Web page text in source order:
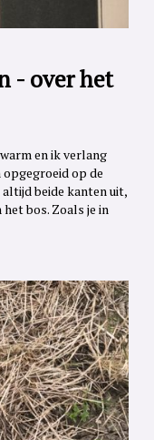
- over het
en ik verlang
op de
beide kanten uit,
bos. Zoals je in